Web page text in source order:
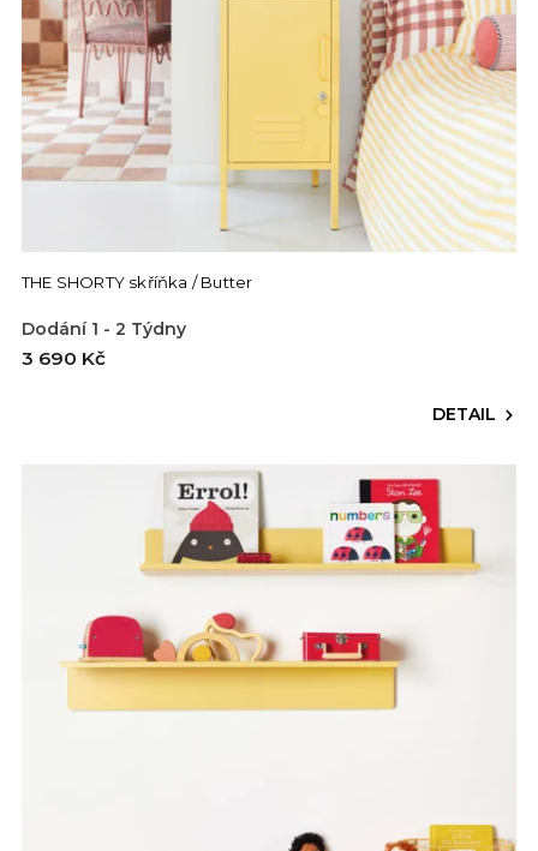
THE SHORTY skříňka / Butter
Dodání 1 - 2 Týdny
3 690 Kč
DETAIL